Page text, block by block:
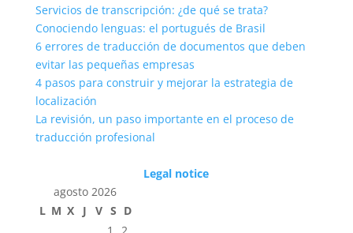
Servicios de transcripción: ¿de qué se trata?
Conociendo lenguas: el portugués de Brasil
6 errores de traducción de documentos que deben
evitar las pequeñas empresas
4 pasos para construir y mejorar la estrategia de
localización
La revisión, un paso importante en el proceso de
traducción profesional
Legal notice
agosto 2026
L M X J V S D